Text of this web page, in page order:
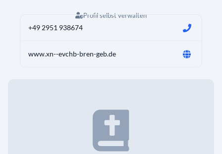
Profil selbst verwalten
+49 2951 938674
www.xn--evchb-bren-geb.de